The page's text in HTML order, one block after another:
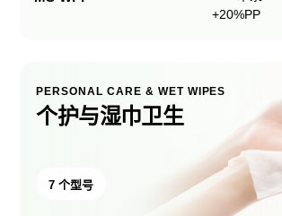
+20%PP
PERSONAL CARE & WET WIPES
个护与湿巾卫生
7 个型号